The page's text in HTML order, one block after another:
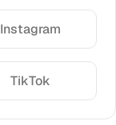
Instagram
TikTok